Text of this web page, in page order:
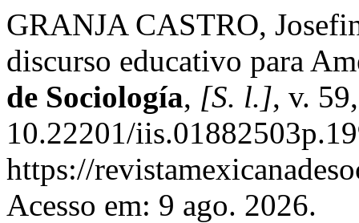
GRANJA CASTRO,
discurso educativo para
de Sociología, [S. l.], v.
10.22201/
https://
Acesso em: 9 ago. 2026.